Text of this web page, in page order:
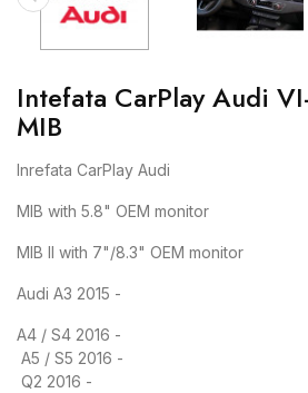
Intefata CarPlay Audi
MIB
Inrefata CarPlay Audi
MIB with 5.8" OEM monitor
MIB II with 7"/8.3" OEM monitor
Audi A3 2015 -
A4 / S4 2016 -
A5 / S5 2016 -
Q2 2016 -